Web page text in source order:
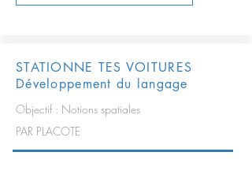
STATIONNE TES VOITURES
Développement du langage
Objectif : Notions spatiales
PAR PLACOTE